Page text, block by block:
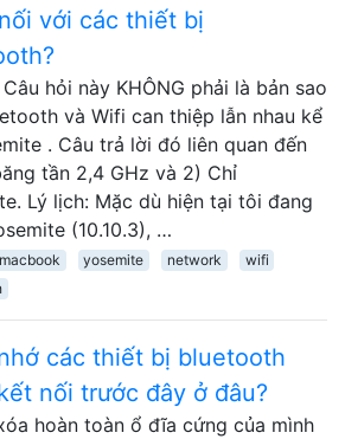
với các thiết bị
hỏi này KHÔNG phải là bản sao
và Wifi can thiệp lẫn nhau kể
. Câu trả lời đó liên quan đến
tần 2,4 GHz và 2) Chỉ
Lý lịch: Mặc dù hiện tại tôi đang
(10.10.3), …
macbook yosemite network
wifi
các thiết bị bluetooth
nối trước đây ở đâu?
hoàn toàn ổ đĩa cứng của mình